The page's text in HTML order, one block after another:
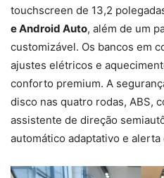
touchscreen de 13,2
e Android Auto, além de um
customizável. Os bancos em
ajustes elétricos e
conforto premium. A
disco nas quatro rodas, ABS,
assistente de direção
automático adaptativo e alerta